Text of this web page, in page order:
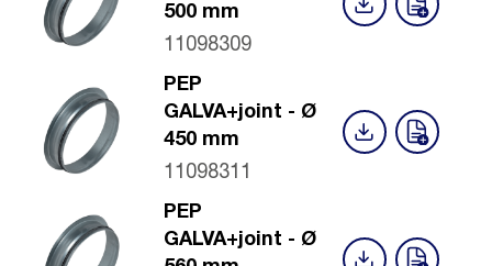
500 mm
11098309
PEP
GALVA+joint - Ø
450 mm
11098311
PEP
GALVA+joint - Ø